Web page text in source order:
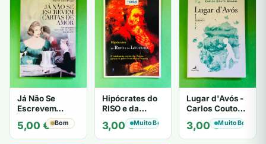
Já Não Se
Escrevem
Cartas de Amor
- Mário
Zambujal
5,00 € Bom
Hipócrates do
RISO e da
LOUCURA
3,00€Muito Bom
Lugar d'Avós -
Carlos Couto
Amaral
3,00€Muito Bom